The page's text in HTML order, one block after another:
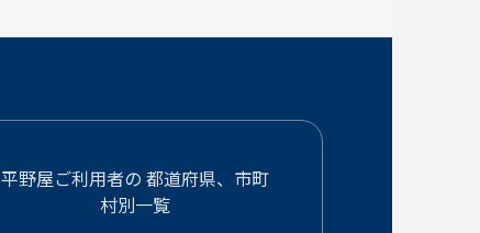
平野屋ご利用者の 都道府県、市町
村別一覧